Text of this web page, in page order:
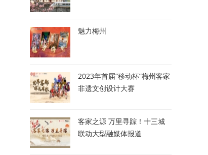
魅力梅州
2023年首届“移动杯”梅州客家
非遗文创设计大赛
客家之源 万里寻踪！十三城
联动大型融媒体报道